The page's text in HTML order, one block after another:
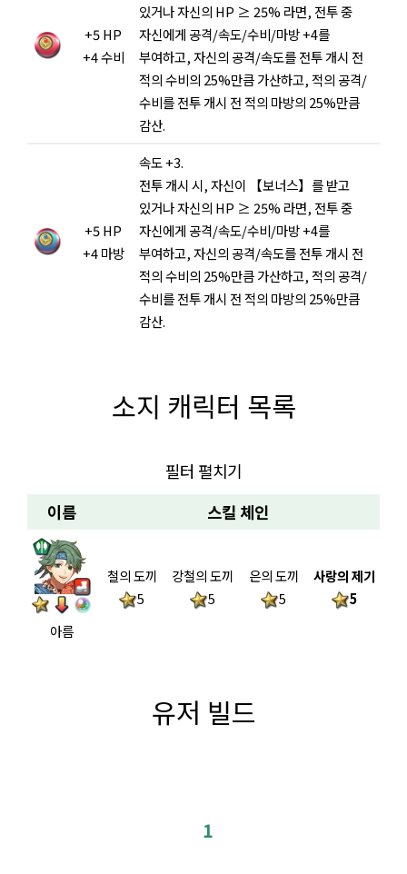
+5 HP
+4 수비
있거나 자신의 HP ≥ 25% 라면, 전투 중
자신에게 공격/속도/수비/마방 +4를
부여하고, 자신의 공격/속도를 전투 개시 전
적의 수비의 25%만큼 가산하고, 적의 공격/
수비를 전투 개시 전 적의 마방의 25%만큼
감산.
+5 HP
+4 마방
속도 +3.
전투 개시 시, 자신이 【보너스】를 받고
있거나 자신의 HP ≥ 25% 라면, 전투 중
자신에게 공격/속도/수비/마방 +4를
부여하고, 자신의 공격/속도를 전투 개시 전
적의 수비의 25%만큼 가산하고, 적의 공격/
수비를 전투 개시 전 적의 마방의 25%만큼
감산.
소지 캐릭터 목록
필터 펼치기
이름 스킬 체인
아름
철의 도끼
5
강철의 도끼
5
은의 도끼
5
사랑의 제기
5
유저 빌드
1